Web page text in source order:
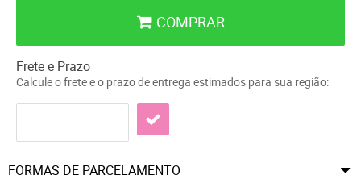
COMPRAR
Frete e Prazo
Calcule o frete e o prazo de entrega estimados para sua região:
FORMAS DE PARCELAMENTO